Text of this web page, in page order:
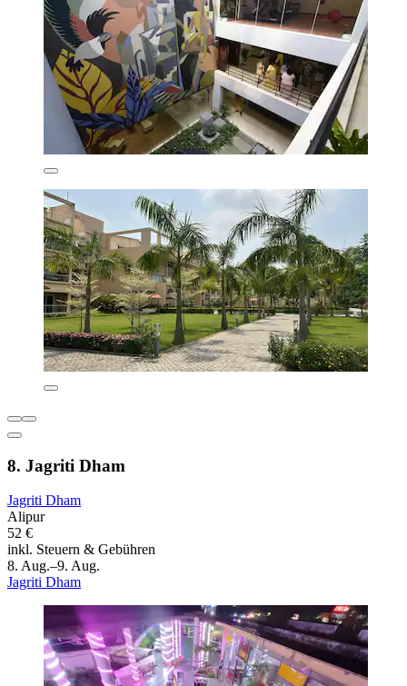
8. Jagriti Dham
Jagriti Dham
Alipur
52 €
inkl. Steuern & Gebühren
8. Aug.–9. Aug.
Jagriti Dham